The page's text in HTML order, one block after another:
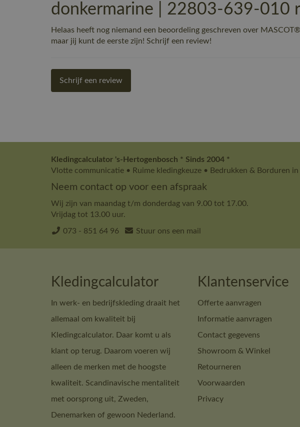
donkermarine | 22803-639-010
Helaas heeft nog niemand een beoordeling geschreven over
maar jij kunt de eerste zijn! Schrijf een review!
Schrijf een review
Kledingcalculator 's-Hertogenbosch * Sinds 2004 *
Vlotte communicatie • Ruime kledingkeuze • Bedrukken & Borduren
Neem contact op voor een afspraak
Wij zijn van maandag t/m donderdag van 9.00 tot 17.00.
Vrijdag tot 13.00 uur.
073 - 851 64 96 Stuur ons een mail
Kledingcalculator
In werk- en bedrijfskleding draait het
allemaal om kwaliteit bij
Kledingcalculator. Daar komt u als
klant op terug. Daarom voeren wij
alleen de merken met de hoogste
kwaliteit. Scandinavische mentaliteit
met oorsprong uit, Zweden,
Denemarken of gewoon Nederland.
Klantenservice
Offerte aanvragen
Informatie aanvragen
Contact gegevens
Showroom & Winkel
Retourneren
Voorwaarden
Privacy